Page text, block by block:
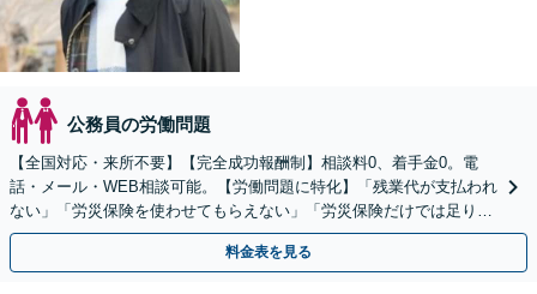
公務員の労働問題
【全国対応・来所不要】【完全成功報酬制】相談料0、着手金0。電
話・メール・WEB相談可能。【労働問題に特化】「残業代が支払われ
ない」「労災保険を使わせてもらえない」「労災保険だけでは足りな
い。損害賠償請求したい」など労働問題はお任せを。
料金表を見る